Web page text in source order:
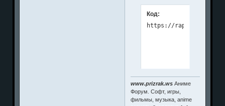
Код:
www.prizrak.ws Аниме
Форум. Софт, игры,
фильмы, музыка, anime